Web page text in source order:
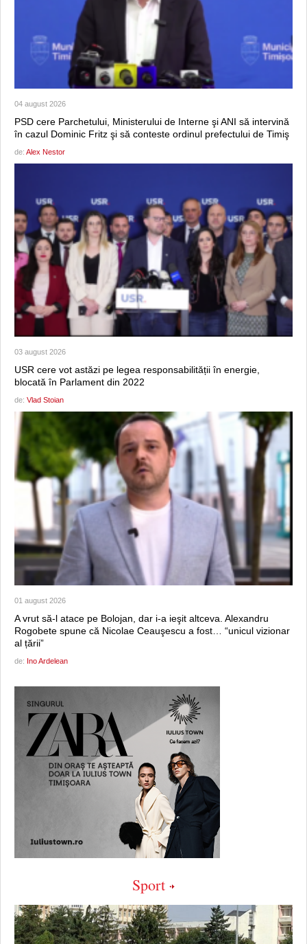
04 august 2026
PSD cere Parchetului, Ministerului de Interne şi ANI să intervină
în cazul Dominic Fritz şi să conteste ordinul prefectului de Timiş
de: Alex Nestor
03 august 2026
USR cere vot astăzi pe legea responsabilității în energie,
blocată în Parlament din 2022
de: Vlad Stoian
01 august 2026
A vrut să-l atace pe Bolojan, dar i-a ieşit altceva. Alexandru
Rogobete spune că Nicolae Ceauşescu a fost… “unicul vizionar
al țării”
de: Ino Ardelean
Sport